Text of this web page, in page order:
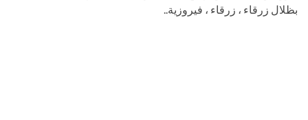
بظلال زرقاء ، زرقاء ، فيروزية..